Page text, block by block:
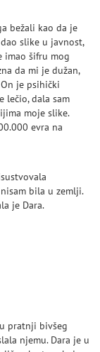
bežali kao da je
slike u javnost,
imao šifru mog
da mi je dužan,
je psihički
lečio, dala sam
moje slike.
evra na
bila u zemlji.
je Dara.
pratnji bivšeg
njemu. Dara je u